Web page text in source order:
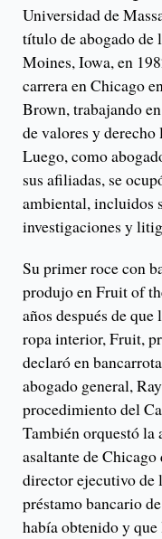
Universidad de
título de abogado de
Moines, Iowa, en
carrera en Chicago
Brown, trabajando
de valores y
Luego, como
sus afiliadas, se
ambiental, incluidos
investigaciones y
Su primer roce con
produjo en Fruit of
años después de
ropa interior, Fruit,
declaró en
abogado general,
procedimiento del
También orquestó
asaltante de
director ejecutivo de
préstamo bancario
había obtenido y